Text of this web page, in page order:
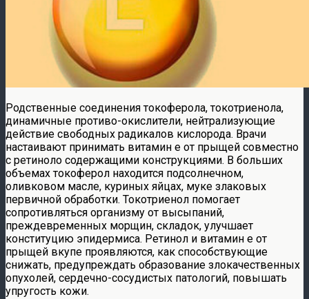
Родственные соединения токоферола, токотриенола,
динамичные противо-окислители, нейтрализующие
действие свободных радикалов кислорода. Врачи
настаивают принимать витамин e от прыщей совместно
с ретиноло содержащими конструкциями. В больших
объемах токоферол находится подсолнечном,
оливковом масле, куриных яйцах, муке злаковых
первичной обработки. Токотриенол помогает
сопротивляться организму от высыпаний,
преждевременных морщин, складок, улучшает
конституцию эпидермиса. Ретинол и витамин е от
прыщей вкупе проявляются, как способствующие
снижать, предупреждать образование злокачественных
опухолей, сердечно-сосудистых патологий, повышать
упругость кожи.